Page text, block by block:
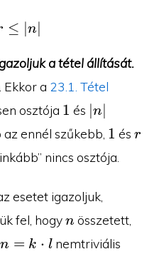
1\leq r\leq |n|
≤ n
a tétel állítását.
Ekkor a 23.1. Tétel
osztója 1
1 és |n|
∣n∣
ennél szűkebb, 1
1 és r
r
nincs osztója.
esetet igazoljuk,
fel, hogyn
n összetett,
n=k\cdot
n = k ⋅ lnemtriviális